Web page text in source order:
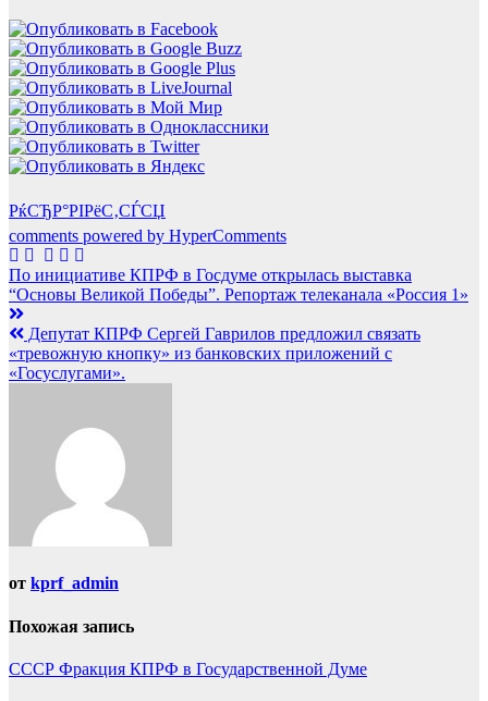
РќСЂР°РІРёС‚СЃСЏ
comments powered by HyperComments
Навигация
по
записям
По инициативе КПРФ в Госдуме открылась выставка
“Основы Великой Победы”. Репортаж телеканала «Россия 1»
Депутат КПРФ Сергей Гаврилов предложил связать
«тревожную кнопку» из банковских приложений с
«Госуслугами».
от kprf_admin
Похожая запись
СССР Фракция КПРФ в Государственной Думе